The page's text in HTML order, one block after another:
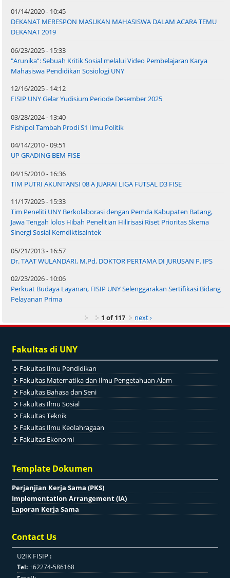
01/14/2020 - 10:45
DEKANAT MERESPON MASUKAN MAHASISWA DALAM ACARA TEMU
DEKANAT 2019
06/23/2025 - 15:33
"Arunika”: Sebuah Kritik Sosial melalui Video Pembelajaran Karya
Mahasiswa Pendidikan Sosiologi UNY
12/16/2025 - 14:12
FISIP UNY Gelar Yudisium Periode Desember 2025
03/28/2024 - 13:40
Fishipol Tambah Prodi S1 Ilmu Politik
04/14/2010 - 09:51
UP GRADING BEM FISE
04/15/2010 - 16:36
TIM PUTRI AKUNTANSI 08 A JUARAI LIGA FUTSAL D3 FISE
11/17/2025 - 15:33
Tim Peneliti UNY Berkolaborasi dengan Pemda Kabupaten Batang,
Jawa Tengah lolos Hibah Penelitian Hilirisasi Riset Prioritas Skema
Sinergi Sosial Kemdiktisaintek
05/21/2013 - 16:57
Dr. TAAT WULANDARI, M.Pd, DOKTOR PERTAMA DI JURUSAN P. IPS
02/23/2026 - 10:06
Perkuat Budaya Layanan, FISIP UNY Selenggarakan Sertifikasi Bidang
Pelayanan Prima
1 of 117
next ›
Fakultas di UNY
Fakultas Ilmu Pendidikan
Fakultas Matematika dan Ilmu Pengetahuan Alam
Fakultas Bahasa dan Seni
Fakultas Ilmu Sosial
Fakultas Teknik
Fakultas Ilmu Keolahragaan
Fakultas Ekonomi
Template Dokumen
Perjanjian Kerja Sama (PKS)
Implementation Arrangement (IA)
Laporan Kerja Sama
Contact Us
U2IK FISIP :
Tel:+62274-586168